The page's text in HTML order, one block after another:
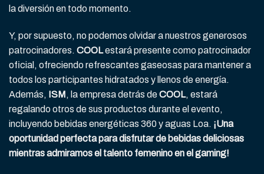
la diversión en todo momento.
Y, por supuesto, no podemos olvidar a nuestros generosos
patrocinadores. COOLestará presente como patrocinador
oficial, ofreciendo refrescantes gaseosas para mantener a
todos los participantes hidratados y llenos de energía.
Además, ISM, la empresa detrás deCOOL, estará
regalando otros de sus productos durante el evento,
incluyendo bebidas energéticas 360 y aguas Loa. ¡Una
oportunidad perfecta para disfrutar de bebidas deliciosas
mientras admiramos el talento femenino en el gaming!